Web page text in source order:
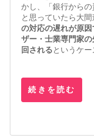
かし、「銀行からの
と思っていたら大
の対応の遅れが原
ザー・士業専門家
回される というケー
続きを読む